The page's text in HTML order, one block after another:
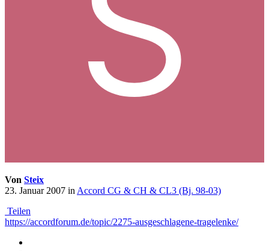
Von Steix
23. Januar 2007 in Accord CG & CH & CL3 (Bj. 98-03)
Teilen
https://accordforum.de/topic/2275-ausgeschlagene-tragelenke/